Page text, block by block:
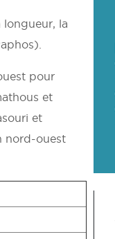
longueur, la
pour
et
et
nord-ouest